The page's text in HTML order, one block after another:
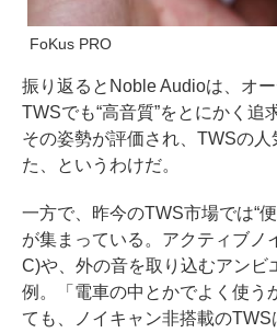
FoKus PRO
振り返るとNoble Audioは、オ
TWSでも“高音質”をとにかく追
その姿勢が評価され、TWSの
た、というわけだ。
一方で、昨今のTWS市場では“便
が集まっている。アクティブノ
C)や、外の音を取り込むアンビ
例。「電車の中とかでよく使う
ても、ノイキャン非搭載の